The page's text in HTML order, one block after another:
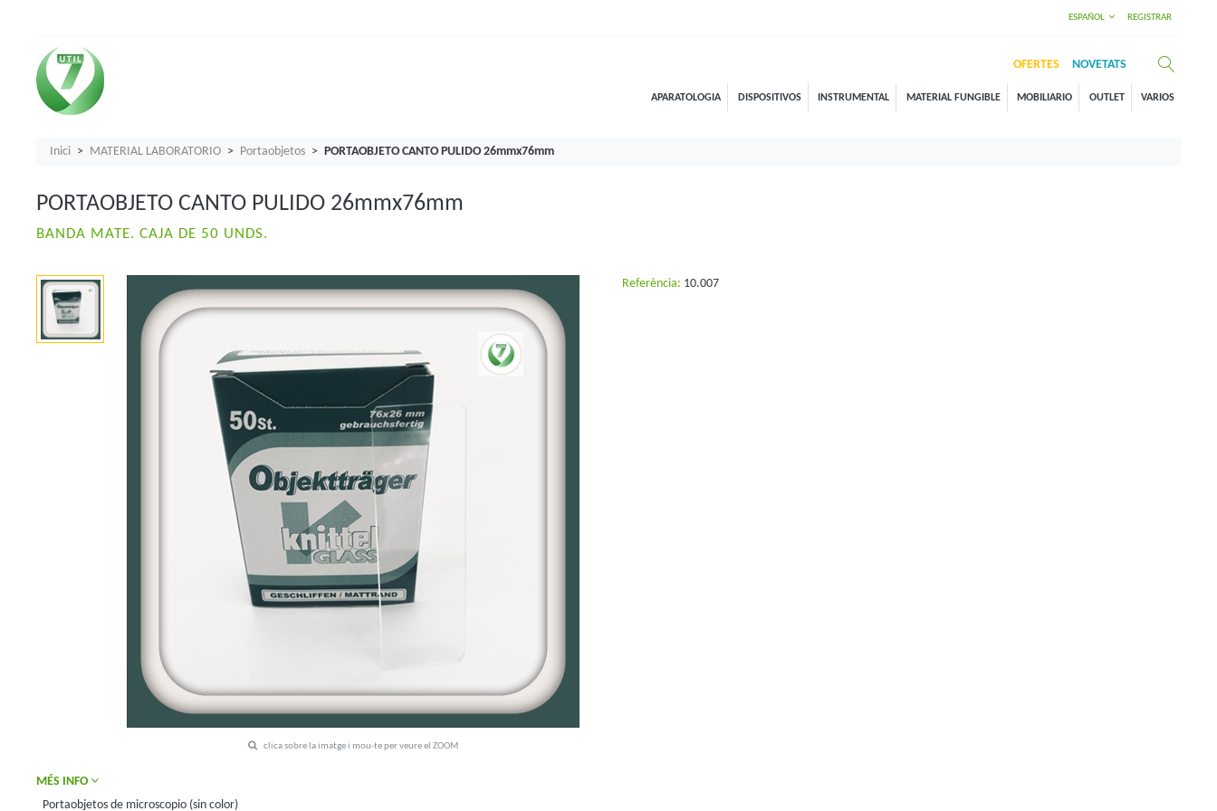
ESPAÑOL REGISTRAR
OFERTES NOVETATS
APARATOLOGIA DISPOSITIVOS INSTRUMENTAL MATERIAL FUNGIBLE MOBILIARIO OUTLET VARIOS
Inici MATERIAL LABORATORIO Portaobjetos PORTAOBJETO CANTO PULIDO 26mmx76mm
PORTAOBJETO CANTO PULIDO 26mmx76mm
BANDA MATE. CAJA DE 50 UNDS.
clica sobre la imatge i mou-te per veure el ZOOM
Referència: 10.007
MÉS INFO
Portaobjetos de microscopio (sin color)